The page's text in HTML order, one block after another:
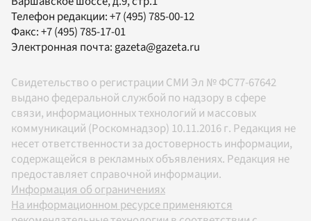
Телефон редакции:+7 (495) 785-00-12
Факс:+7 (495) 785-17-01
Электронная почта:gazeta@gazeta.ru
Свидетельство о регистрации СМИ Эл № ФС77-67642
выдано федеральной службой по надзору в сфере
связи, информационных технологий и массовых
коммуникаций (Роскомнадзор) 10.11.2016 г. Редакция не
несет ответственности за достоверность информации,
содержащейся в рекламных объявлениях. Редакция не
предоставляет справочной информации.
Информация об ограничениях
На информационном ресурсе применяются